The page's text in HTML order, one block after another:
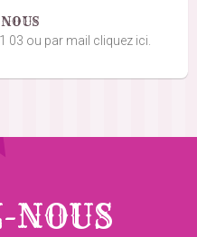
03 ou par mail cliquez ici.
NOUS